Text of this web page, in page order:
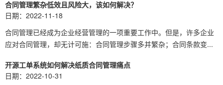
合同管理繁杂低效且风险大，该如何解决？
日期：2022-11-18
合同管理​已经成为企业经营管理的一项重要工作中。但是，许多企业
应对合同管理，却无计可施：合同管理步骤多并繁杂；合同条款变...
开源工单系统如何解决纸质合同管理痛点
日期：2022-10-31